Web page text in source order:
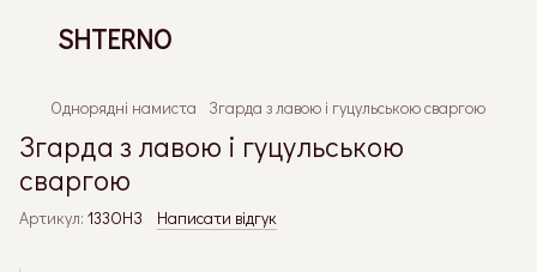
SHTERNO
Однорядні намиста Згарда з лавою і гуцульською сваргою
Згарда з лавою і гуцульською
сваргою
Артикул: 133ОНЗ Написати відгук